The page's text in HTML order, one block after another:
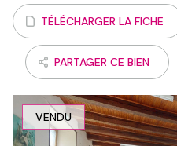
TÉLÉCHARGER LA FICHE
PARTAGER CE BIEN
VENDU